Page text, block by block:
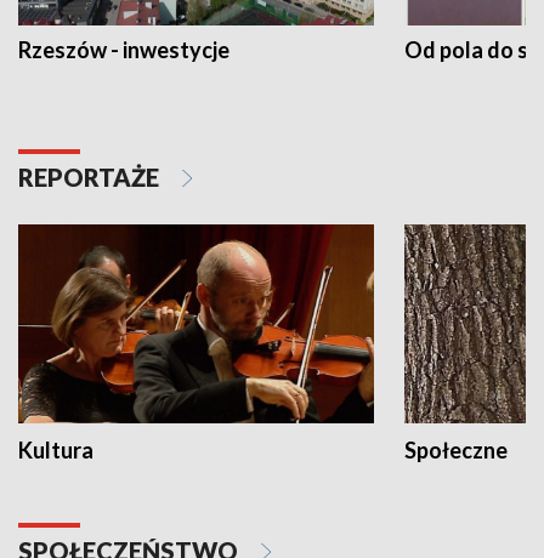
Rzeszów - inwestycje Od pola do
REPORTAŻE
Kultura Społeczne
SPOŁECZEŃSTWO